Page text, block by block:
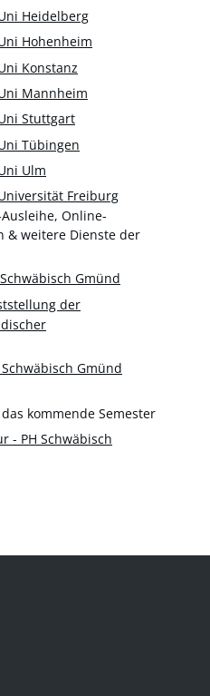
Heidelberg
Hohenheim
Konstanz
Mannheim
Stuttgart
Tübingen
Ulm
Freiburg
Online-
& weitere Dienste der
Gmünd
der
Gmünd
kommende Semester
- PH Schwäbisch